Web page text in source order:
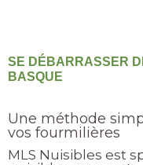
SE DÉBARRASSER
BASQUE
Une méthode
vos fourmilières
MLS Nuisibles est